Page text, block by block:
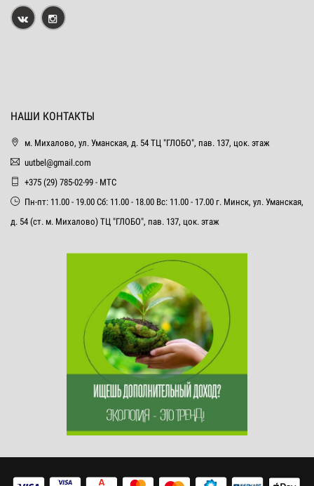
НАШИ КОНТАКТЫ
м. Михалово, ул. Уманская, д. 54 ТЦ "ГЛОБО", пав. 137, цок. этаж
uutbel@gmail.com
+375 (29) 785-02-99 - МТС
Пн-пт: 11.00 - 19.00 Сб: 11.00 - 18.00 Вс: 11.00 - 17.00 г. Минск, ул. Уманская,
д. 54 (ст. м. Михалово) ТЦ "ГЛОБО", пав. 137, цок. этаж